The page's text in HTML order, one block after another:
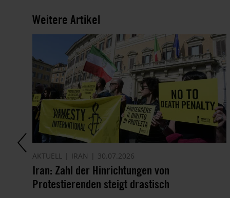
Weitere Artikel
AKTUELL IRAN 30.07.2026
Iran: Zahl der Hinrichtungen von
Protestierenden steigt drastisch